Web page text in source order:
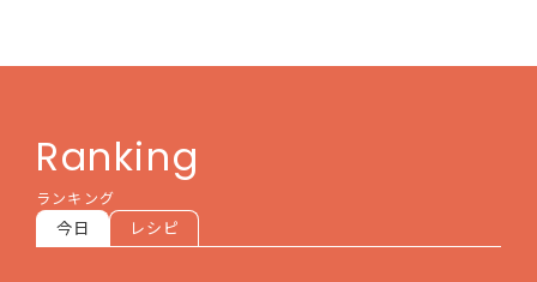
Ranking
ランキング
今日 レシピ